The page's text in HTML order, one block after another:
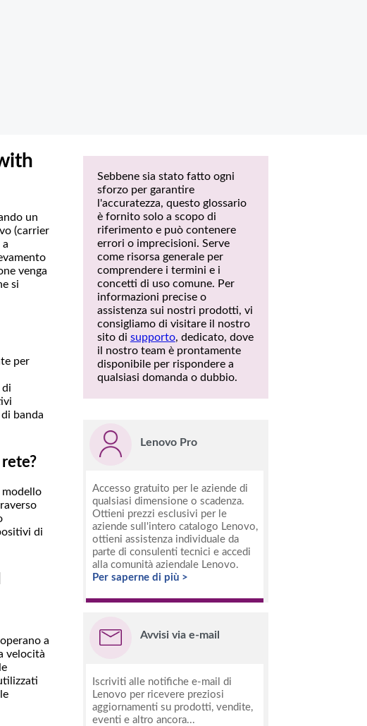
un
(carrier
venga
si
per
di
banda
modello
di
a
velocità
Sebbene sia stato fatto ogni
sforzo per garantire
l'accuratezza, questo glossario
è fornito solo a scopo di
riferimento e può contenere
errori o imprecisioni. Serve
come risorsa generale per
comprendere i termini e i
concetti di uso comune. Per
informazioni precise o
assistenza sui nostri prodotti, vi
consigliamo di visitare il nostro
sito di supporto, dedicato, dove
il nostro team è prontamente
disponibile per rispondere a
qualsiasi domanda o dubbio.
Lenovo Pro
Accesso gratuito per le aziende di
qualsiasi dimensione o scadenza.
Ottieni prezzi esclusivi per le
aziende sull'intero catalogo Lenovo,
ottieni assistenza individuale da
parte di consulenti tecnici e accedi
alla comunità aziendale Lenovo.
Per saperne di più >
Avvisi via e-mail
Iscriviti alle notifiche e-mail di
Lenovo per ricevere preziosi
aggiornamenti su prodotti, vendite,
eventi e altro ancora...